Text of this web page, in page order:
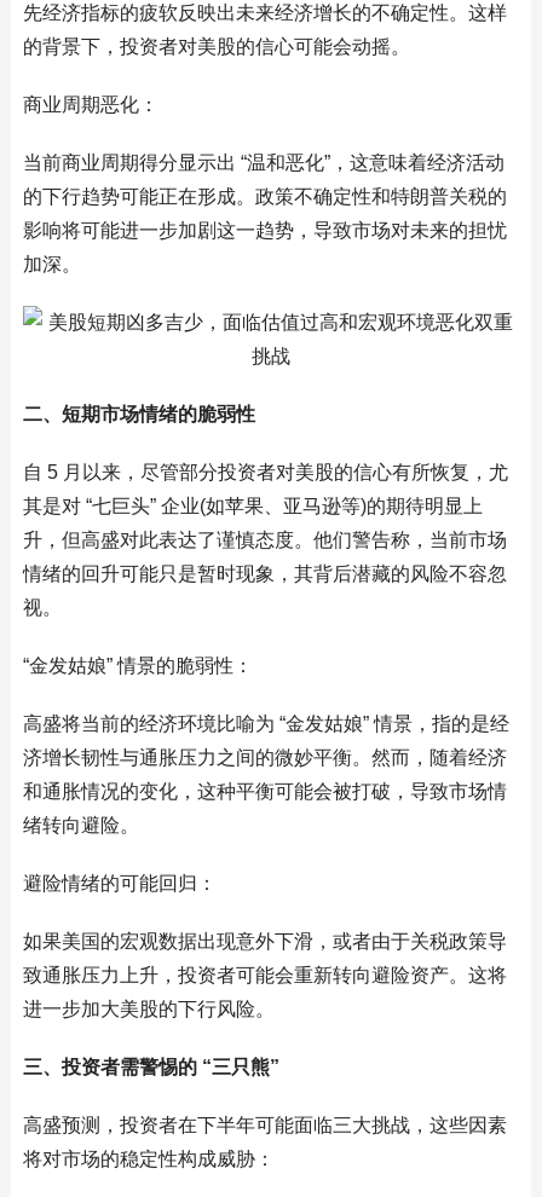
先经济指标的疲软反映出未来经济增长的不确定性。这样
的背景下，投资者对美股的信心可能会动摇。
商业周期恶化：
当前商业周期得分显示出 “温和恶化”，这意味着经济活动
的下行趋势可能正在形成。政策不确定性和特朗普关税的
影响将可能进一步加剧这一趋势，导致市场对未来的担忧
加深。
二、短期市场情绪的脆弱性
自 5 月以来，尽管部分投资者对美股的信心有所恢复，尤
其是对 “七巨头” 企业(如苹果、亚马逊等)的期待明显上
升，但高盛对此表达了谨慎态度。他们警告称，当前市场
情绪的回升可能只是暂时现象，其背后潜藏的风险不容忽
视。
“金发姑娘” 情景的脆弱性：
高盛将当前的经济环境比喻为 “金发姑娘” 情景，指的是经
济增长韧性与通胀压力之间的微妙平衡。然而，随着经济
和通胀情况的变化，这种平衡可能会被打破，导致市场情
绪转向避险。
避险情绪的可能回归：
如果美国的宏观数据出现意外下滑，或者由于关税政策导
致通胀压力上升，投资者可能会重新转向避险资产。这将
进一步加大美股的下行风险。
三、投资者需警惕的 “三只熊”
高盛预测，投资者在下半年可能面临三大挑战，这些因素
将对市场的稳定性构成威胁：